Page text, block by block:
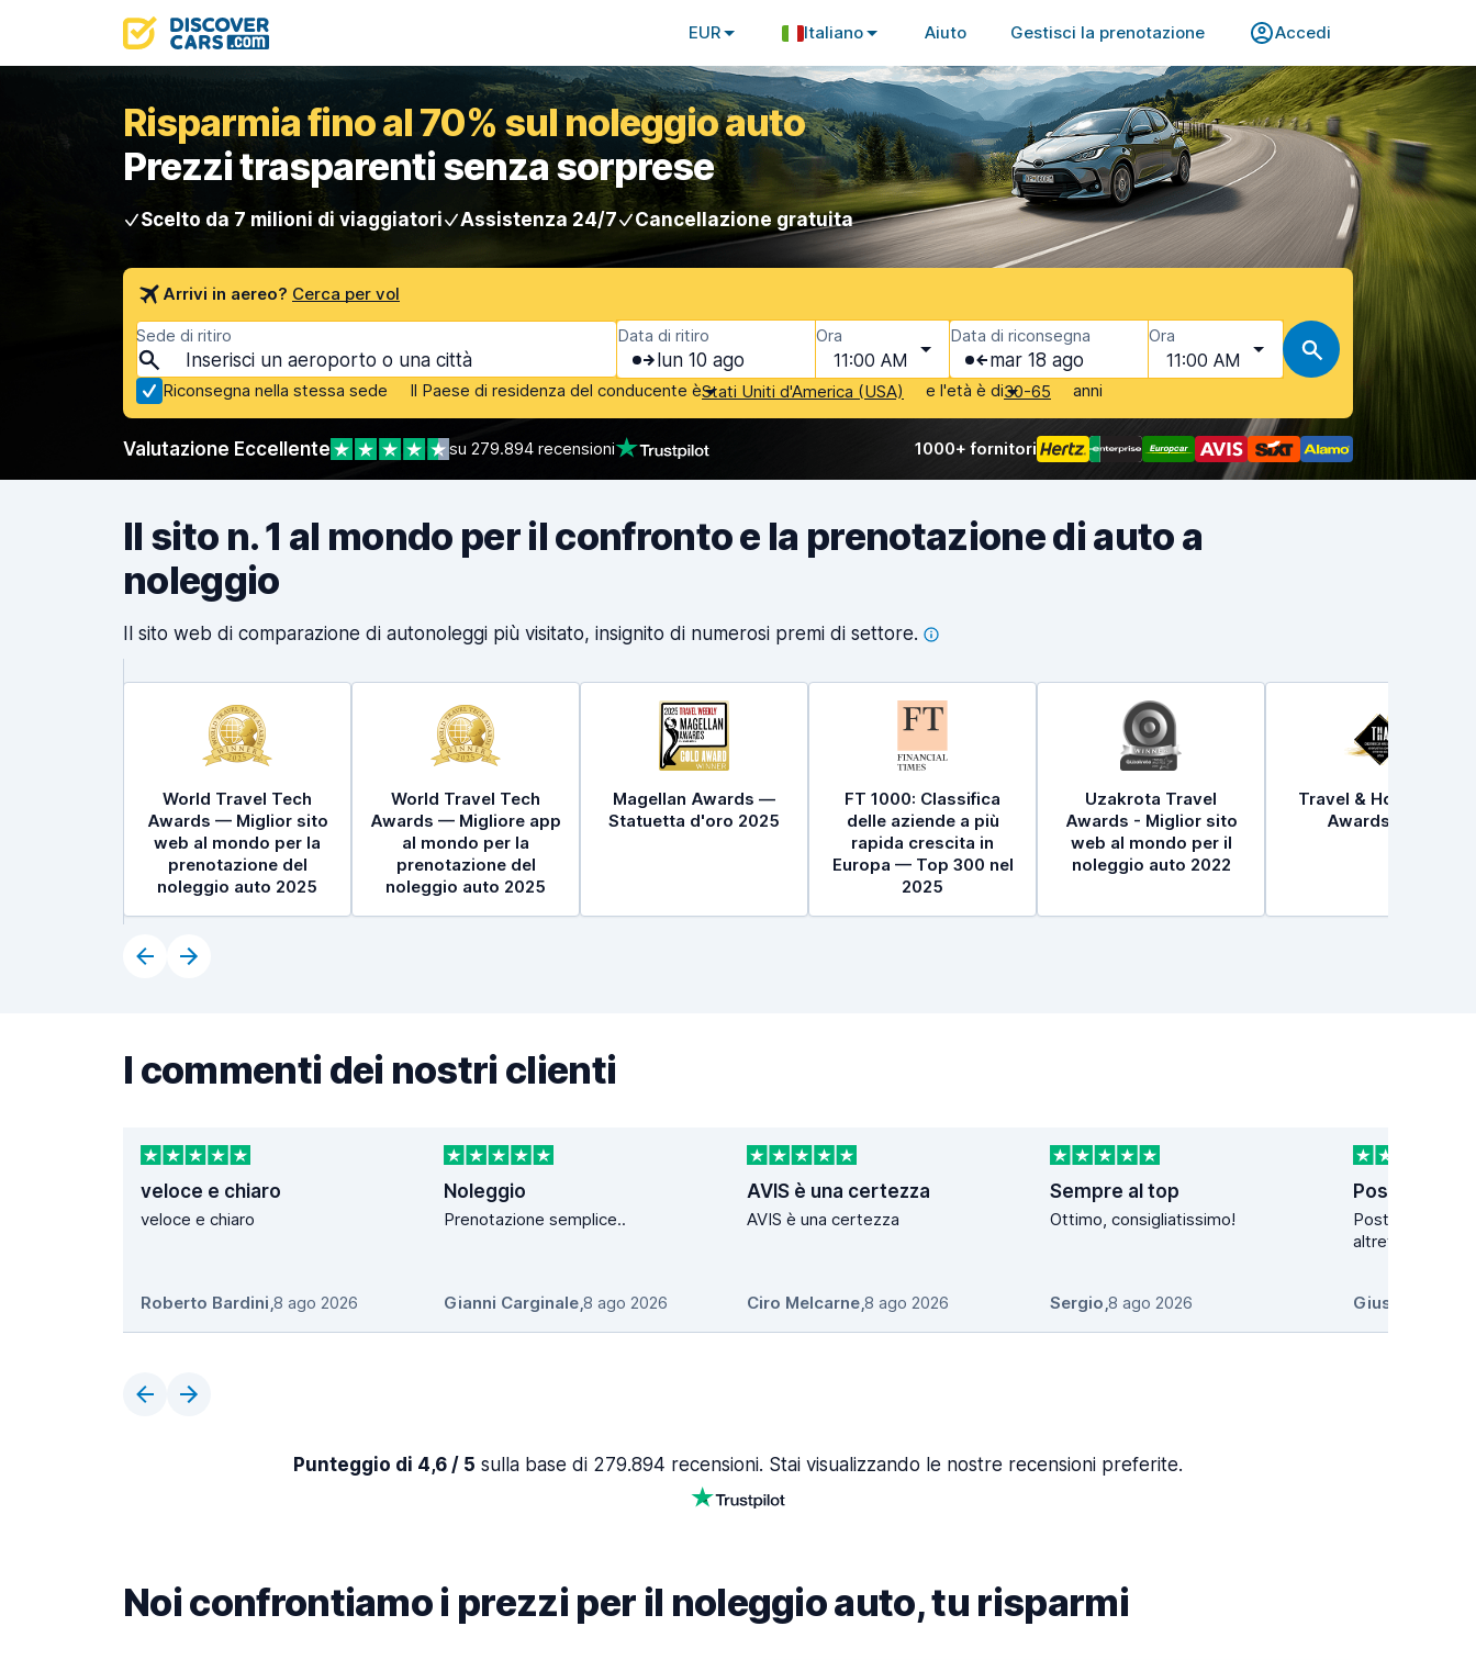
EUR Italiano Aiuto Gestisci la prenotazione Accedi
Risparmia fino al 70% sul noleggio auto
Prezzi trasparenti senza sorprese
Scelto da 7 milioni di viaggiatori Assistenza 24/7 Cancellazione gratuita
Arrivi in aereo? Cerca per vol
Sede di ritiro
Riconsegna nella stessa sede
Data di ritiro
lun 10 ago
Ora
11:00 AM
Data di riconsegna
mar 18 ago
Ora
11:00 AM
Il Paese di residenza del conducente èStati Uniti d'America (USA) e l'età è di30-65 anni
Valutazione Eccellente su 279.894 recensioni 1000+ fornitori
Il sito n. 1 al mondo per il confronto e la prenotazione di auto a
noleggio
Il sito web di comparazione di autonoleggi più visitato, insignito di numerosi premi di settore.
World Travel Tech
Awards — Miglior sito
web al mondo per la
prenotazione del
noleggio auto 2025
World Travel Tech
Awards — Migliore app
al mondo per la
prenotazione del
noleggio auto 2025
Magellan Awards —
Statuetta d'oro 2025
FT 1000: Classifica
delle aziende a più
rapida crescita in
Europa — Top 300 nel
2025
Uzakrota Travel
Awards - Miglior sito
web al mondo per il
noleggio auto 2022
Travel & Hospitality
Awards 2021
I commenti dei nostri clienti
veloce e chiaro
veloce e chiaro
Roberto Bardini,8 ago 2026
Noleggio
Prenotazione semplice..
Gianni Carginale,8 ago 2026
AVIS è una certezza
AVIS è una certezza
Ciro Melcarne,8 ago 2026
Sempre al top
Ottimo, consigliatissimo!
Sergio,8 ago 2026
Posti
Posti
altrettanto
Giuseppe
Punteggio di 4,6 / 5 sulla base di 279.894 recensioni. Stai visualizzando le nostre recensioni preferite.
Noi confrontiamo i prezzi per il noleggio auto, tu risparmi